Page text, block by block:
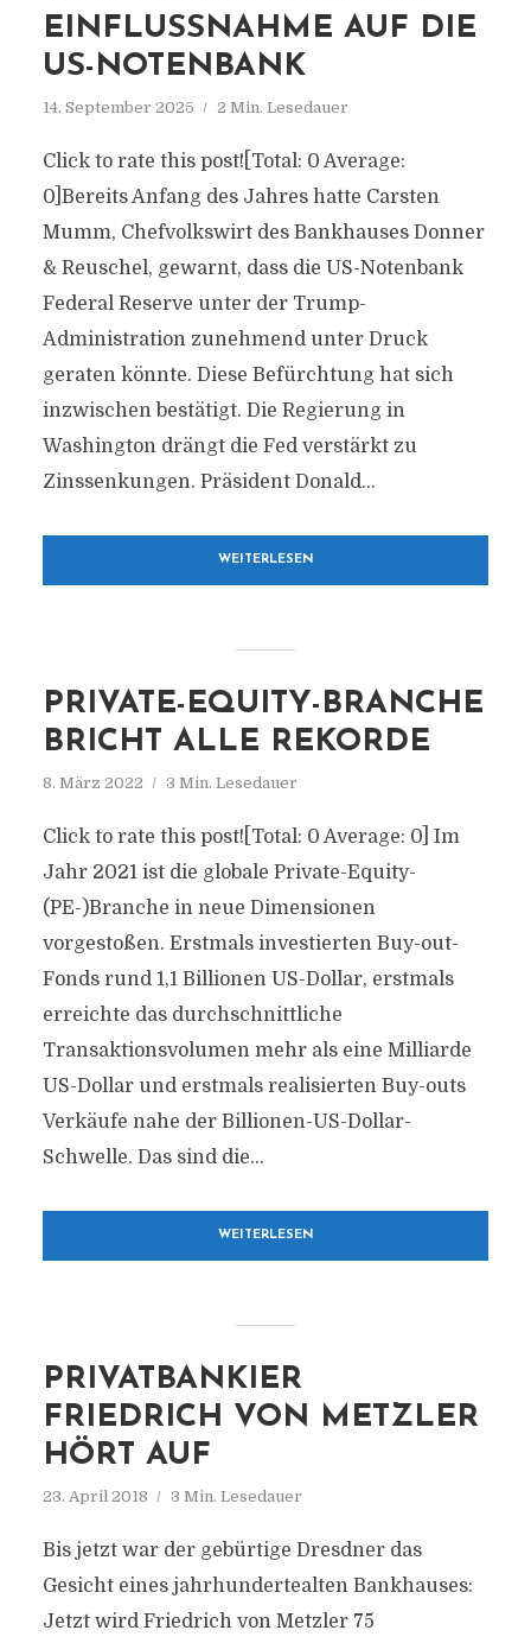
EINFLUSSNAHME AUF DIE
US-NOTENBANK
14. September 2025 2 Min. Lesedauer
Click to rate this post![Total: 0 Average:
0]Bereits Anfang des Jahres hatte Carsten
Mumm, Chefvolkswirt des Bankhauses Donner
& Reuschel, gewarnt, dass die US-Notenbank
Federal Reserve unter der Trump-
Administration zunehmend unter Druck
geraten könnte. Diese Befürchtung hat sich
inzwischen bestätigt. Die Regierung in
Washington drängt die Fed verstärkt zu
Zinssenkungen. Präsident Donald...
WEITERLESEN
PRIVATE-EQUITY-BRANCHE
BRICHT ALLE REKORDE
8. März 2022 3 Min. Lesedauer
Click to rate this post![Total: 0 Average: 0] Im
Jahr 2021 ist die globale Private-Equity-
(PE-)Branche in neue Dimensionen
vorgestoßen. Erstmals investierten Buy-out-
Fonds rund 1,1 Billionen US-Dollar, erstmals
erreichte das durchschnittliche
Transaktionsvolumen mehr als eine Milliarde
US-Dollar und erstmals realisierten Buy-outs
Verkäufe nahe der Billionen-US-Dollar-
Schwelle. Das sind die...
WEITERLESEN
PRIVATBANKIER
FRIEDRICH VON METZLER
HÖRT AUF
23. April 2018 3 Min. Lesedauer
Bis jetzt war der gebürtige Dresdner das
Gesicht eines jahrhundertealten Bankhauses:
Jetzt wird Friedrich von Metzler 75